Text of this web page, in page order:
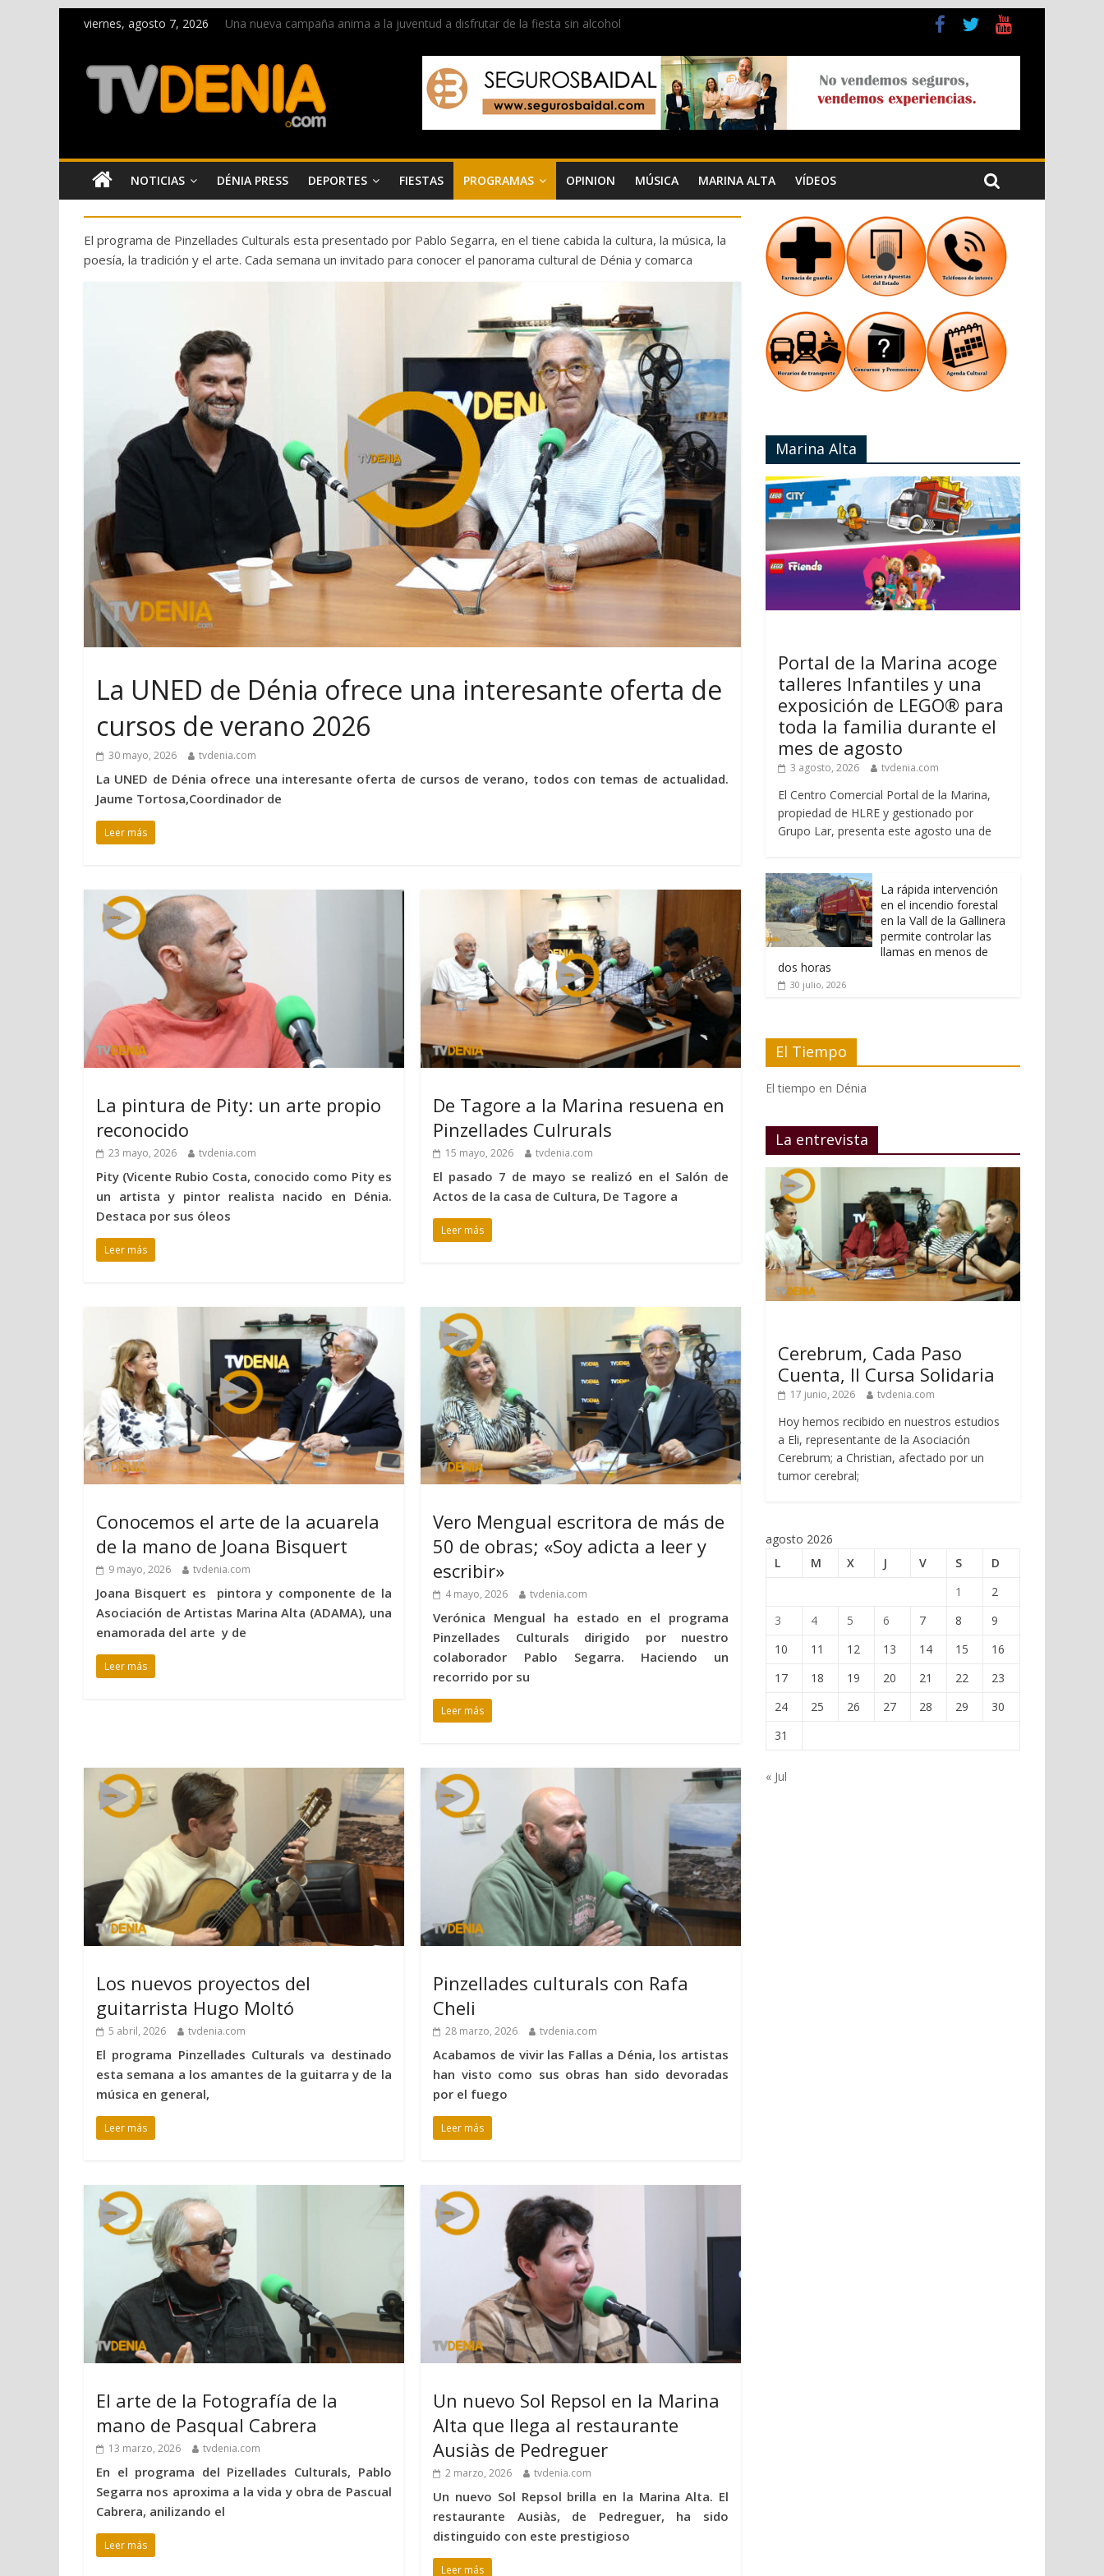
viernes, agosto 7, 2026
Una nueva campaña anima a la juventud a disfrutar de la fiesta sin alcohol
La Entraeta Festera llena de ambiente la calle Marqués de Campo con la recepción a la Capitanía Cristiana
El XII Festival de Jazz de Dénia reunirá durante agosto a figuras nacionales e internacionales en los Jardins de Torrecremada
Los Moros y Cristianos 2026 reciben las llaves de la ciudad y dan inicio a las fiestas en Dénia
NOTICIAS DÉNIA PRESS DEPORTES FIESTAS PROGRAMAS OPINION MÚSICA MARINA ALTA VÍDEOS
El programa de Pinzellades Culturals esta presentado por Pablo Segarra, en el tiene cabida la cultura, la música, la
poesía, la tradición y el arte. Cada semana un invitado para conocer el panorama cultural de Dénia y comarca
La UNED de Dénia ofrece una interesante oferta de
cursos de verano 2026
30 mayo, 2026 tvdenia.com
La UNED de Dénia ofrece una interesante oferta de cursos de verano, todos con temas de actualidad.
Jaume Tortosa,Coordinador de
Leer más
La pintura de Pity: un arte propio
reconocido
23 mayo, 2026 tvdenia.com
Pity (Vicente Rubio Costa, conocido como Pity es
un artista y pintor realista nacido en Dénia.
Destaca por sus óleos
Leer más
De Tagore a la Marina resuena en
Pinzellades Culrurals
15 mayo, 2026 tvdenia.com
El pasado 7 de mayo se realizó en el Salón de
Actos de la casa de Cultura, De Tagore a
Leer más
Conocemos el arte de la acuarela
de la mano de Joana Bisquert
9 mayo, 2026 tvdenia.com
Joana Bisquert es pintora y componente de la
Asociación de Artistas Marina Alta (ADAMA), una
enamorada del arte y de
Leer más
Vero Mengual escritora de más de
50 de obras; «Soy adicta a leer y
escribir»
4 mayo, 2026 tvdenia.com
Verónica Mengual ha estado en el programa
Pinzellades Culturals dirigido por nuestro
colaborador Pablo Segarra. Haciendo un
recorrido por su
Leer más
Los nuevos proyectos del
guitarrista Hugo Moltó
5 abril, 2026 tvdenia.com
El programa Pinzellades Culturals va destinado
esta semana a los amantes de la guitarra y de la
música en general,
Leer más
Pinzellades culturals con Rafa
Cheli
28 marzo, 2026 tvdenia.com
Acabamos de vivir las Fallas a Dénia, los artistas
han visto como sus obras han sido devoradas
por el fuego
Leer más
El arte de la Fotografía de la
mano de Pasqual Cabrera
13 marzo, 2026 tvdenia.com
En el programa del Pizellades Culturals, Pablo
Segarra nos aproxima a la vida y obra de Pascual
Cabrera, anilizando el
Leer más
Un nuevo Sol Repsol en la Marina
Alta que llega al restaurante
Ausiàs de Pedreguer
2 marzo, 2026 tvdenia.com
Un nuevo Sol Repsol brilla en la Marina Alta. El
restaurante Ausiàs, de Pedreguer, ha sido
distinguido con este prestigioso
Leer más
Marina Alta
Portal de la Marina acoge
talleres Infantiles y una
exposición de LEGO® para
toda la familia durante el
mes de agosto
3 agosto, 2026 tvdenia.com
El Centro Comercial Portal de la Marina,
propiedad de HLRE y gestionado por
Grupo Lar, presenta este agosto una de
La rápida intervención
en el incendio forestal
en la Vall de la Gallinera
permite controlar las
llamas en menos de
dos horas
30 julio, 2026
El Tiempo
El tiempo en Dénia
La entrevista
Cerebrum, Cada Paso
Cuenta, II Cursa Solidaria
17 junio, 2026 tvdenia.com
Hoy hemos recibido en nuestros estudios
a Eli, representante de la Asociación
Cerebrum; a Christian, afectado por un
tumor cerebral;
agosto 2026
L
M X J V S
D
1
2
3
4 5 6 7 8
9
10
11 12 13 14 15
16
17
18 19 20 21 22
23
24
25 26 27 28 29
30
31
« Jul